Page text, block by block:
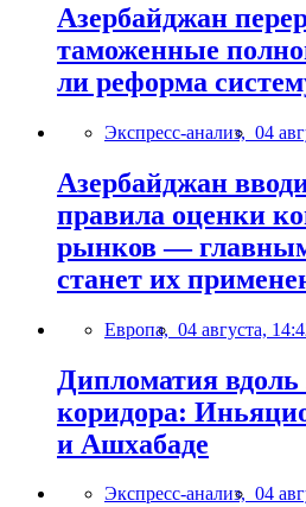
Азербайджан
таможенные
ли реформа
Экспресс-анализ, 04
Азербайджан
правила оценки
рынков —
станет их
Европа, 04 августа,
Дипломатия вдоль
коридора:
и Ашхабаде
Экспресс-анализ, 04